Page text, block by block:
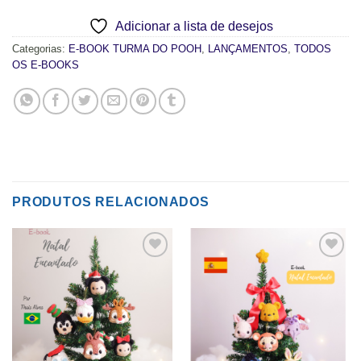
Adicionar a lista de desejos
Categorias: E-BOOK TURMA DO POOH, LANÇAMENTOS, TODOS
OS E-BOOKS
PRODUTOS RELACIONADOS
Adicionar
a lista de
desejos
desejos